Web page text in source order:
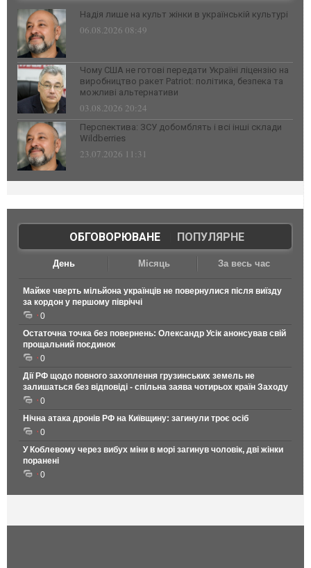
Надія лише на культ жінки в українській культурі
06.08.2026 08:49
Чому США не готові передати Україні ліцензію на
виробництво ракет Patriot: політика, безпека та
можливі альтернативи
03.08.2026 20:24
Перспектива: ЗСУ добомблять і всі інші склади
Wildberries
23.07.2026 11:31
ОБГОВОРЮВАНЕ| ПОПУЛЯРНЕ
День Місяць За весь час
Майже чверть мільйона українців не повернулися після виїзду
за кордон у першому півріччі
0
Остаточна точка без повернень: Олександр Усік анонсував свій
прощальний поєдинок
0
Дії РФ щодо повного захоплення грузинських земель не
залишаться без відповіді - спільна заява чотирьох країн Заходу
0
Нічна атака дронів РФ на Київщину: загинули троє осіб
0
У Коблевому через вибух міни в морі загинув чоловік, дві жінки
поранені
0